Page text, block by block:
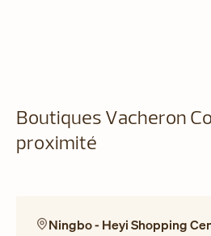
Boutiques Vacheron
proximité
Ningbo - Heyi Shopping